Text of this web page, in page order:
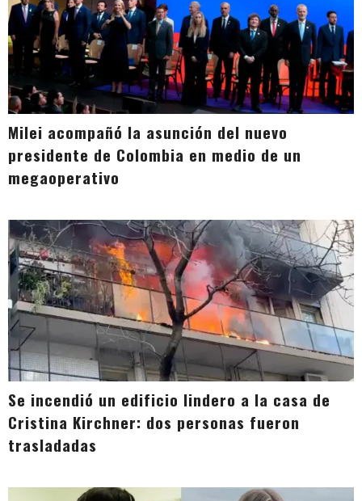
Milei acompañó la asunción del nuevo
presidente de Colombia en medio de un
megaoperativo
Se incendió un edificio lindero a la casa de
Cristina Kirchner: dos personas fueron
trasladadas